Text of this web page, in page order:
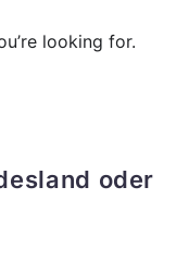
looking for.
oder